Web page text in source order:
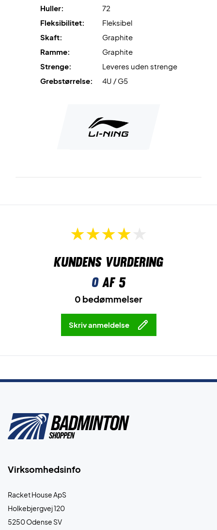
Huller:
72
Fleksibilitet:
Fleksibel
Skaft:
Graphite
Ramme:
Graphite
Strenge:
Leveres uden strenge
Grebstørrelse:
4U / G5
Kundens vurdering
0af 5
0 bedømmelser
Skriv anmeldelse
Virksomhedsinfo
Racket House ApS
Holkebjergvej 120
5250 Odense SV